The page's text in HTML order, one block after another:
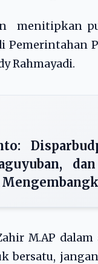
menitipkan
Pemerintahan
Rahmayadi.
M.AP
bersatu,